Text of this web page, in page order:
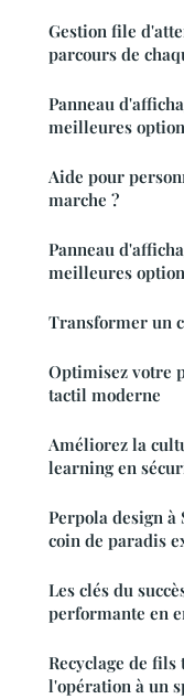
Gestion file
parcours de
Panneau
meilleures
Aide pour
marche ?
Panneau
meilleures
Transformer un
Optimisez votre
tactil moderne
Améliorez la
learning en
Perpola design à
coin de paradis
Les clés du
performante en
Recyclage de
l'opération à un